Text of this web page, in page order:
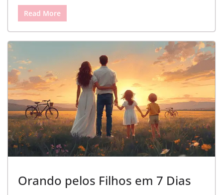
Read More
Orando pelos Filhos em 7 Dias